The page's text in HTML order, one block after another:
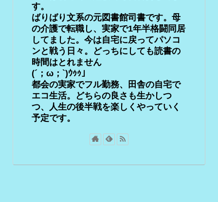
す。
ばりばり文系の元図書館司書です。母
の介護で転職し、実家で1年半格闘同居
してました。今は自宅に戻ってパソコ
ンと戦う日々。どっちにしても読書の
時間はとれません
(´；ω；`)ｳｩｩ」
都会の実家でフル勤務、田舎の自宅で
エコ生活。どちらの良さも生かしつ
つ、人生の後半戦を楽しくやっていく
予定です。